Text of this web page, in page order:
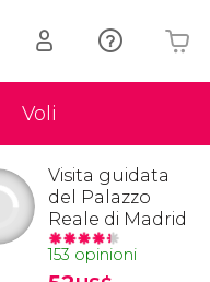
Voli
Il tuo carrello è vuoto
Visita guidata
del Palazzo
Reale di Madrid
153 opinioni